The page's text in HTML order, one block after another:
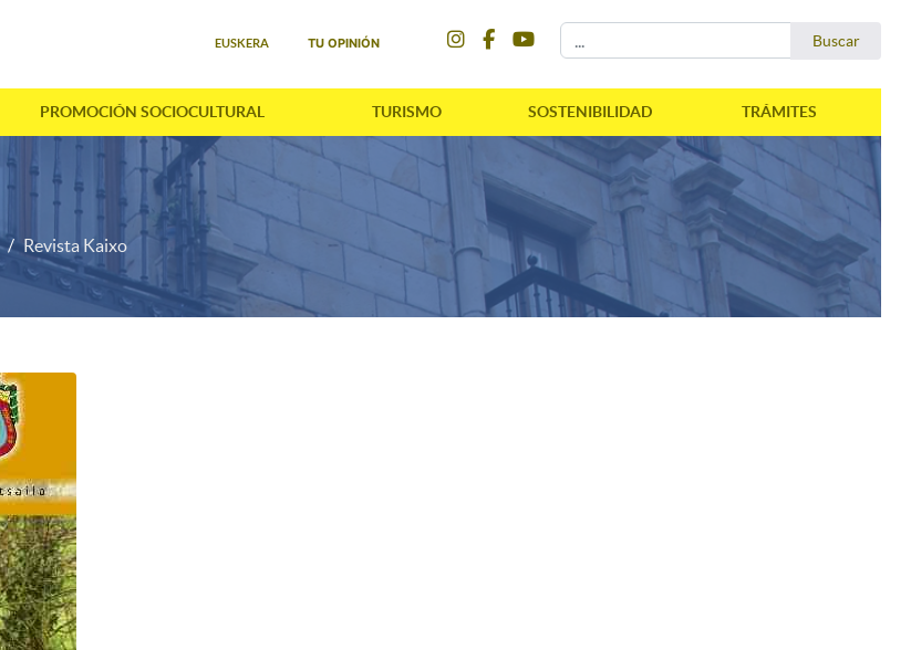
EUSKERA TU OPINIÓN Buscar
PROMOCIÓN SOCIOCULTURAL TURISMO SOSTENIBILIDAD TRÁMITES
Revista Kaixo